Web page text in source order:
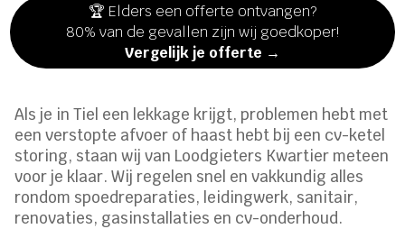
🏆 Elders een offerte ontvangen?
80% van de gevallen zijn wij goedkoper!
Vergelijk je offerte →
Als je in Tiel een lekkage krijgt, problemen hebt met
een verstopte afvoer of haast hebt bij een cv-ketel
storing, staan wij van Loodgieters Kwartier meteen
voor je klaar. Wij regelen snel en vakkundig alles
rondom spoedreparaties, leidingwerk, sanitair,
renovaties, gasinstallaties en cv-onderhoud.